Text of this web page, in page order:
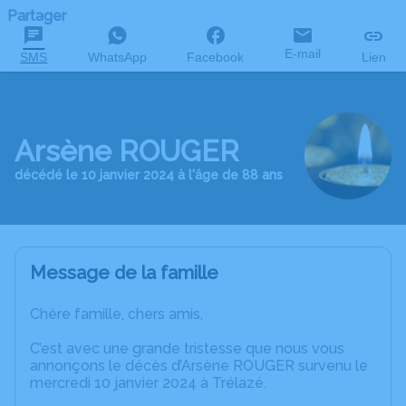
Partager
SMS WhatsApp Facebook E-mail Lien
Arsène ROUGER
décédé le 10 janvier 2024 à l'âge de 88 ans
Message de la famille
Chère famille, chers amis,
C’est avec une grande tristesse que nous vous
annonçons le décès d’Arsène ROUGER survenu le
mercredi 10 janvier 2024 à Trélazé.